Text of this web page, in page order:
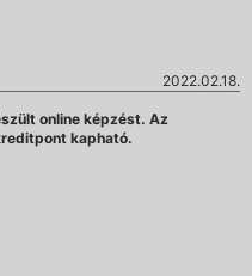
2022.02.18.
online képzést. Az
kapható.